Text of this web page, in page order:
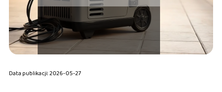
Data publikacji: 2026-05-27